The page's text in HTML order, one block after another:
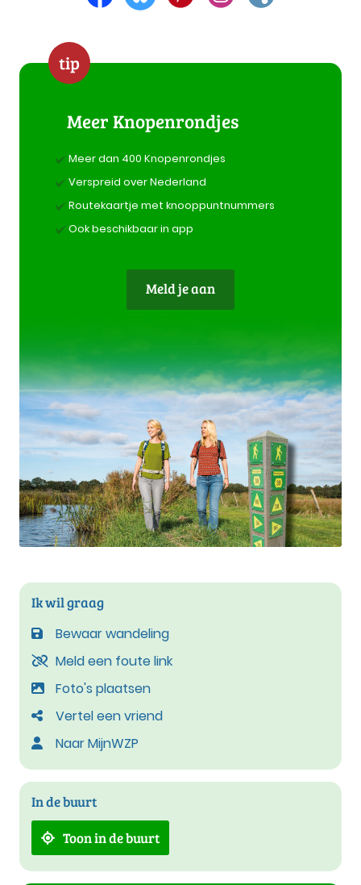
tip
Meer Knopenrondjes
Meer dan 400 Knopenrondjes
Verspreid over Nederland
Routekaartje met knooppuntnummers
Ook beschikbaar in app
Meld je aan
Ik wil graag
Bewaar wandeling
Meld een foute link
Foto's plaatsen
Vertel een vriend
Naar MijnWZP
In de buurt
Toon in de buurt